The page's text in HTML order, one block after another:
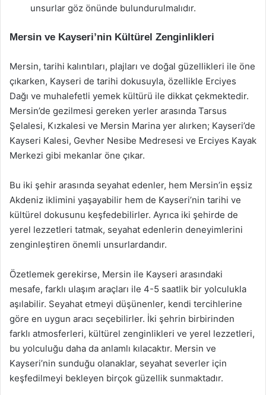
unsurlar göz önünde bulundurulmalıdır.
Mersin ve Kayseri’nin Kültürel Zenginlikleri
Mersin, tarihi kalıntıları, plajları ve doğal güzellikleri ile öne
çıkarken, Kayseri de tarihi dokusuyla, özellikle Erciyes
Dağı ve muhalefetli yemek kültürü ile dikkat çekmektedir.
Mersin’de gezilmesi gereken yerler arasında Tarsus
Şelalesi, Kızkalesi ve Mersin Marina yer alırken; Kayseri’de
Kayseri Kalesi, Gevher Nesibe Medresesi ve Erciyes Kayak
Merkezi gibi mekanlar öne çıkar.
Bu iki şehir arasında seyahat edenler, hem Mersin’in eşsiz
Akdeniz iklimini yaşayabilir hem de Kayseri’nin tarihi ve
kültürel dokusunu keşfedebilirler. Ayrıca iki şehirde de
yerel lezzetleri tatmak, seyahat edenlerin deneyimlerini
zenginleştiren önemli unsurlardandır.
Özetlemek gerekirse, Mersin ile Kayseri arasındaki
mesafe, farklı ulaşım araçları ile 4-5 saatlik bir yolculukla
aşılabilir. Seyahat etmeyi düşünenler, kendi tercihlerine
göre en uygun aracı seçebilirler. İki şehrin birbirinden
farklı atmosferleri, kültürel zenginlikleri ve yerel lezzetleri,
bu yolculuğu daha da anlamlı kılacaktır. Mersin ve
Kayseri’nin sunduğu olanaklar, seyahat severler için
keşfedilmeyi bekleyen birçok güzellik sunmaktadır.